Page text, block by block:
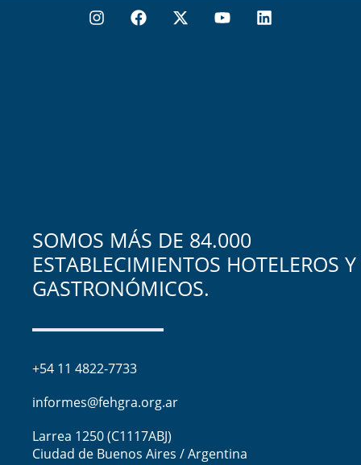
SOMOS MÁS DE 84.000
ESTABLECIMIENTOS HOTELEROS Y
GASTRONÓMICOS.
+54 11 4822-7733
informes@fehgra.org.ar
Larrea 1250 (C1117ABJ)
Ciudad de Buenos Aires / Argentina